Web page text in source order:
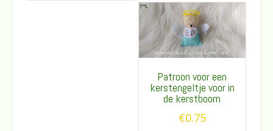
Patroon voor een
kerstengeltje voor in
de kerstboom
€0.75